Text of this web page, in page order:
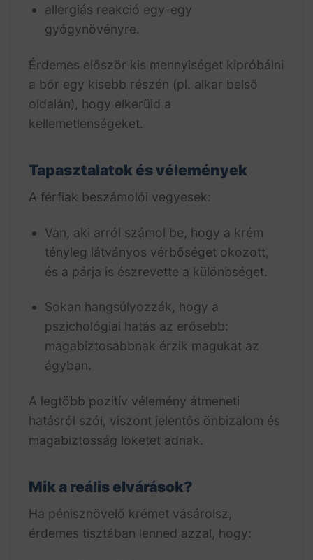
allergiás reakció egy-egy
gyógynövényre.
Érdemes először kis mennyiséget kipróbálni
a bőr egy kisebb részén (pl. alkar belső
oldalán), hogy elkerüld a
kellemetlenségeket.
Tapasztalatok és vélemények
A férfiak beszámolói vegyesek:
Van, aki arról számol be, hogy a krém
tényleg látványos vérbőséget okozott,
és a párja is észrevette a különbséget.
Sokan hangsúlyozzák, hogy a
pszichológiai hatás az erősebb:
magabiztosabbnak érzik magukat az
ágyban.
A legtöbb pozitív vélemény átmeneti
hatásról szól, viszont jelentős önbizalom és
magabiztosság löketet adnak.
Mik a reális elvárások?
Ha pénisznövelő krémet vásárolsz,
érdemes tisztában lenned azzal, hogy: